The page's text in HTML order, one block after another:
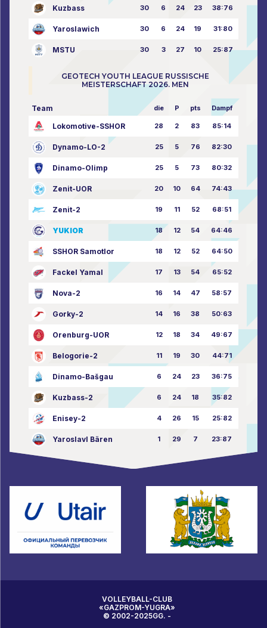
Kuzbass 30 6 24 23 38:76
Yaroslawich 30 6 24 19 31:80
MSTU 30 3 27 10 25:87
GEOTECH YOUTH LEAGUE RUSSISCHE
MEISTERSCHAFT 2026. MEN
Team die P pts Dampf
Lokomotive-SSHOR 28 2 83 85:14
Dynamo-LO-2 25 5 76 82:30
Dinamo-Olimp 25 5 73 80:32
Zenit-UOR 20 10 64 74:43
Zenit-2 19 11 52 68:51
YUKIOR 18 12 54 64:46
SSHOR Samotlor 18 12 52 64:50
Fackel Yamal 17 13 54 65:52
Nova-2 16 14 47 58:57
Gorky-2 14 16 38 50:63
Orenburg-UOR 12 18 34 49:67
Belogorie-2 11 19 30 44:71
Dinamo-Bašgau 6 24 23 36:75
Kuzbass-2 6 24 18 35:82
Enisey-2 4 26 15 25:82
Yaroslavl Bären 1 29 7 23:87
VOLLEYBALL-CLUB
«GAZPROM-YUGRA»
© 2002-2025GG. -